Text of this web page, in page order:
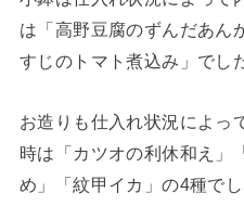
は「高野豆腐のずんだあん
すじのトマト煮込み」でし
お造りも仕入れ状況によっ
時は「カツオの利休和え」
め」「紋甲イカ」の4種でし